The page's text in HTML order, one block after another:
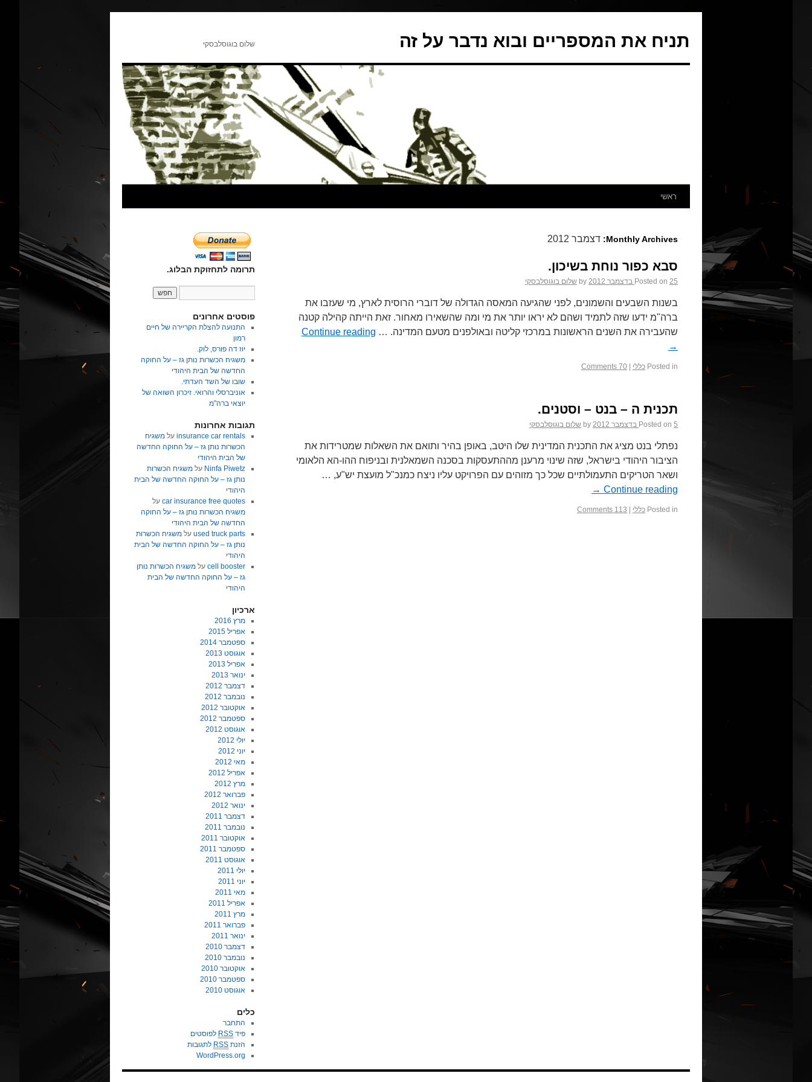
תניח את המספריים ובוא נדבר על זה שלום בוגוסלבסקי
ראשי
Monthly Archives: דצמבר 2012
סבא כפור נוחת בשיכון.
Posted on 25 בדצמבר 2012 by שלום בוגוסלבסקי
בשנות השבעים והשמונים, לפני שהגיעה המאסה הגדולה של דוברי הרוסית לארץ, מי שעזבו את
ברה"מ ידעו שזה לתמיד ושהם לא יראו יותר את מי ומה שהשאירו מאחור. זאת הייתה קהילה קטנה
שהעבירה את השנים הראשונות במרכזי קליטה ובאולפנים מטעם המדינה. … Continue reading
→
Posted in כללי 70 Comments
תכנית ה – בנט – וסטנים.
Posted on 5 בדצמבר 2012 by שלום בוגוסלבסקי
נפתלי בנט מציג את התכנית המדינית שלו היטב, באופן בהיר ותואם את השאלות שמטרידות את
הציבור היהודי בישראל, שזה שינוי מרענן מההתעסקות בסכנה השמאלנית ובניפוח ההו-הא הלאומי
ושאר הטריקים התעמולתיים שכל כך מזוהים עם הפרויקט עליו ניצח כמנכ"ל מועצת יש"ע, …
Continue reading
→
Posted in כללי 113 Comments
תרומה לתחזוקת הבלוג.
פוסטים אחרונים
התנועה להצלת הקריירה של חיים
רמון
יוז דה פורס, לוק.
משגיח הכשרות נותן גז – על החוקה
החדשה של הבית היהודי
שובו של השד העדתי.
אוניברסלי והרואי. זיכרון השואה של
יוצאי ברה"מ
תגובות אחרונות
insurance car rentalsעל משגיח
הכשרות נותן גז – על החוקה החדשה
של הבית היהודי
Ninfa Piwetz על משגיח הכשרות
נותן גז – על החוקה החדשה של הבית
היהודי
car insurance free quotesעל
משגיח הכשרות נותן גז – על החוקה
החדשה של הבית היהודי
used truck partsעל משגיח הכשרות
נותן גז – על החוקה החדשה של הבית
היהודי
cell boosterעל משגיח הכשרות נותן
גז – על החוקה החדשה של הבית
היהודי
ארכיון
מרץ 2016
אפריל 2015
ספטמבר 2014
אוגוסט 2013
אפריל 2013
ינואר 2013
דצמבר 2012
נובמבר 2012
אוקטובר 2012
ספטמבר 2012
אוגוסט 2012
יולי 2012
יוני 2012
מאי 2012
אפריל 2012
מרץ 2012
פברואר 2012
ינואר 2012
דצמבר 2011
נובמבר 2011
אוקטובר 2011
ספטמבר 2011
אוגוסט 2011
יולי 2011
יוני 2011
מאי 2011
אפריל 2011
מרץ 2011
פברואר 2011
ינואר 2011
דצמבר 2010
נובמבר 2010
אוקטובר 2010
ספטמבר 2010
אוגוסט 2010
כלים
התחבר
פיד RSS לפוסטים
הזנת RSS לתגובות
WordPress.org